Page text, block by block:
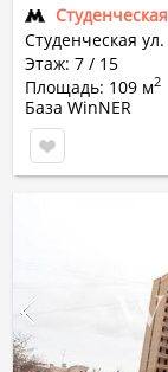
Студенческая
Студенческая ул.
Этаж: 7 / 15
Площадь: 109 м2
База WinNER